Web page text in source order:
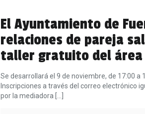
El Ayuntamiento de
relaciones de pareja
taller gratuito del área
Se desarrollará el 9 de noviembre, de 17:00 a
Inscripciones a través del correo electrónico
por la mediadora